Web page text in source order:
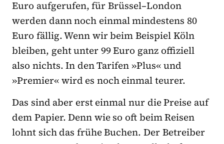
Euro aufgerufen, für Brüssel–London
werden dann noch einmal mindestens 80
Euro fällig. Wenn wir beim Beispiel Köln
bleiben, geht unter 99 Euro ganz offiziell
also nichts. In den Tarifen »Plus« und
»Premier« wird es noch einmal teurer.
Das sind aber erst einmal nur die Preise auf
dem Papier. Denn wie so oft beim Reisen
lohnt sich das frühe Buchen. Der Betreiber